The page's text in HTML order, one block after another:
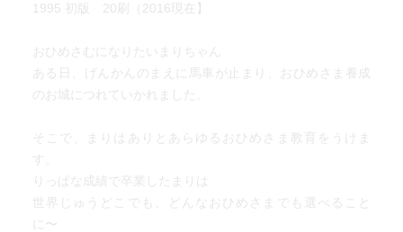
1995 初版 20刷（2016現在】
おひめさむになりたいまりちゃん
ある日、げんかんのまえに馬車が止まり、おひめさま養成
のお城につれていかれました。
そこで、まりはありとあらゆるおひめさま教育をうけま
す。
りっぱな成績で卒業したまりは
世界じゅうどこでも、どんなおひめさまでも選べること
に〜